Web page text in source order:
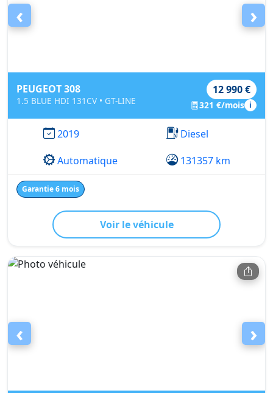
‹ ›
PEUGEOT 308
1.5 BLUE HDI 131CV • GT-LINE
12 990 €
321 €/mois i
2019
Diesel
Automatique
131357 km
Garantie 6 mois
Voir le véhicule
‹ ›